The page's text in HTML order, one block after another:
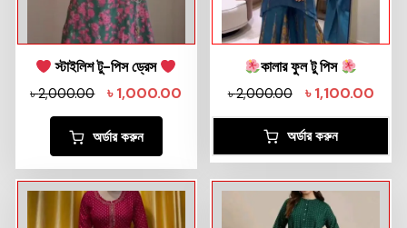
স্টাইলিশ টু-পিস ড্রেস
৳2,000.00 ৳1,000.00
অর্ডার করুন
কালার ফুল টু পিস
৳2,000.00 ৳1,100.00
অর্ডার করুন